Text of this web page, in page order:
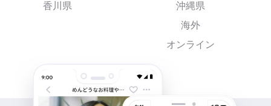
香川県
沖縄県
海外
オンライン